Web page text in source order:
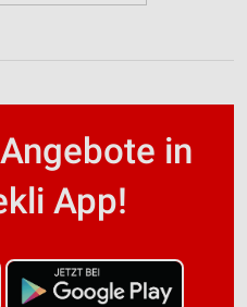
in
App!